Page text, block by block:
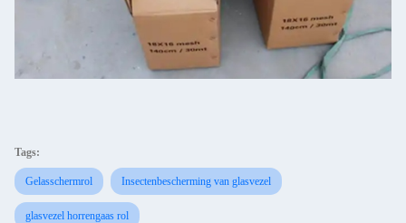
Tags:
Gelasschermrol Insectenbescherming van glasvezel
glasvezel horrengaas rol